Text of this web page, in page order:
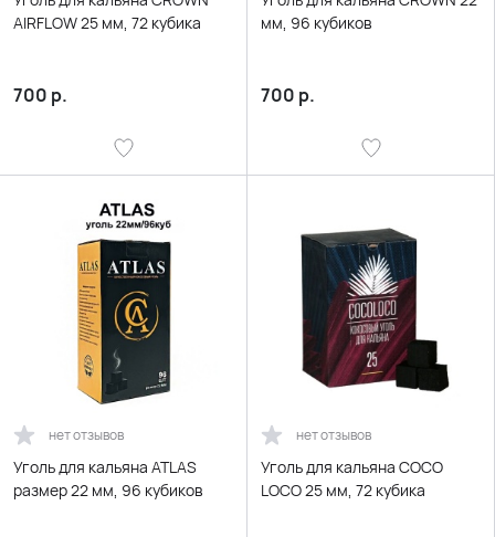
AIRFLOW 25 мм, 72 кубика
700 р.
мм, 96 кубиков
700 р.
нет отзывов
Уголь для кальяна ATLAS
размер 22 мм, 96 кубиков
нет отзывов
Уголь для кальяна COCO
LOCO 25 мм, 72 кубика